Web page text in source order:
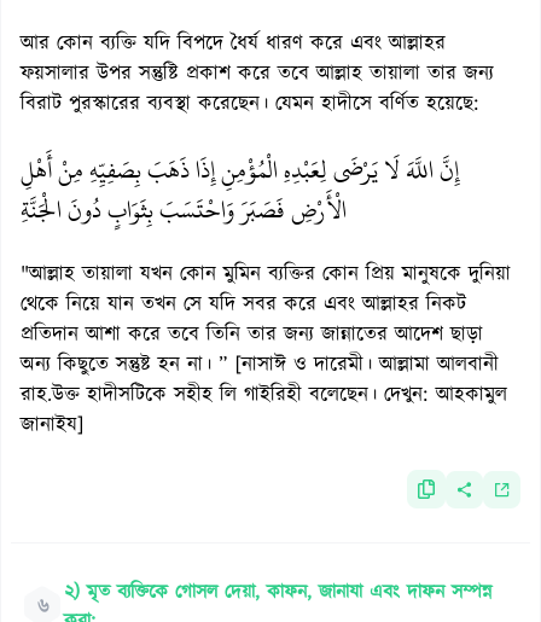
আর কোন ব্যক্তি যদি বিপদে ধৈর্য ধারণ করে এবং আল্লাহর
ফয়সালার উপর সন্তুষ্টি প্রকাশ করে তবে আল্লাহ তায়ালা তার জন্য
বিরাট পুরস্কারের ব্যবস্থা করেছেন। যেমন হাদীসে বর্ণিত হয়েছে:
إِنَّ اللَّهَ لَا يَرْضَى لِعَبْدِهِ الْمُؤْمِنِ إِذَا ذَهَبَ بِصَفِيِّهِ مِنْ أَهْلِ
الْأَرْضِ فَصَبَرَ وَاحْتَسَبَ بِثَوَابٍ دُونَ الْجَنَّةِ
"আল্লাহ তায়ালা যখন কোন মুমিন ব্যক্তির কোন প্রিয় মানুষকে দুনিয়া
থেকে নিয়ে যান তখন সে যদি সবর করে এবং আল্লাহর নিকট
প্রতিদান আশা করে তবে তিনি তার জন্য জান্নাতের আদেশ ছাড়া
অন্য কিছুতে সন্তুষ্ট হন না। ” [নাসাঈ ও দারেমী। আল্লামা আলবানী
রাহ.উক্ত হাদীসটিকে সহীহ লি গাইরিহী বলেছেন। দেখুন: আহকামুল
জানাইয]
৬
২) মৃত ব্যক্তিকে গোসল দেয়া, কাফন, জানাযা এবং দাফন সম্পন্ন